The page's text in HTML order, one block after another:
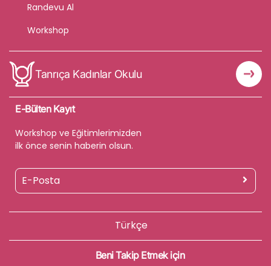
Randevu Al
Workshop
Tanrıça Kadınlar Okulu
E-Bülten Kayıt
Workshop ve Eğitimlerimizden
ilk önce senin haberin olsun.
Türkçe
Beni Takip Etmek için